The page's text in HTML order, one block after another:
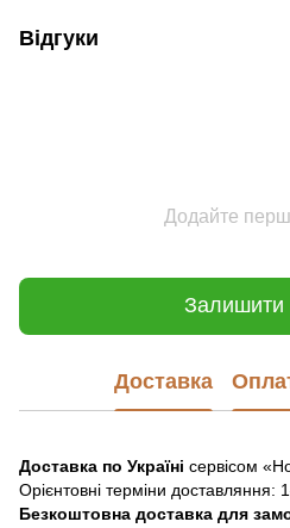
Відгуки
Додайте
Залишити
Доставка
Доставка по Україні сервісом
Орієнтовні терміни доставляння:
Безкоштовна доставка для